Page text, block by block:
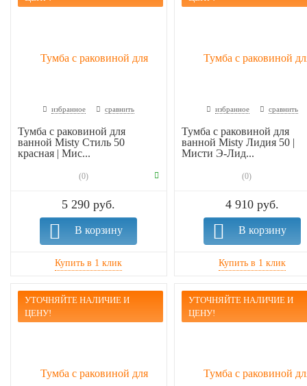
избранное сравнить
Тумба с раковиной для
ванной Misty Стиль 50
красная | Мис...
(0)
5 290 руб.
В корзину
избранное сравнить
Тумба с раковиной для
ванной Misty Лидия 50 |
Мисти Э-Лид...
(0)
4 910 руб.
В корзину
УТОЧНЯЙТЕ НАЛИЧИЕ И
ЦЕНУ!
УТОЧНЯЙТЕ НАЛИЧИЕ И
ЦЕНУ!